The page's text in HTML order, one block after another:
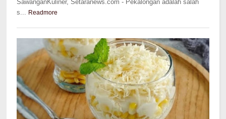
SawanganKuliner, Setaranews.com - Pekalongan adalah salah
s... Readmore